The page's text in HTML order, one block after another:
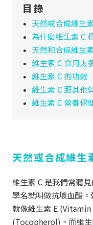
目錄
天然或合成維生
為什麼維生素 C
天然和合成維生
維生素 C 食用太
維生素 C 的功效
維生素 C 跟其他
維生素 C 營養保
天然或合成維生
維生素 C 是我們常聽
學名就叫做抗壞血酸。
就像維生素 E
(Tocopherol)。而維生